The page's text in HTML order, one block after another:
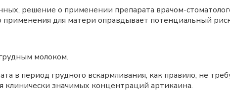
решение о применении препарата врачом-
применения для матери оправдывает потенциальный
молоком.
в период грудного вскармливания, как правило, не
клинически значимых концентраций артикаина.